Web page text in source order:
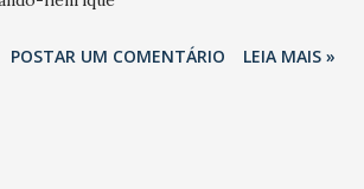
necessárias as negociações.
POSTAR UM COMENTÁRIO LEIA MAIS »